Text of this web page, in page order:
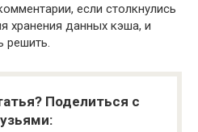
если столкнулись
хранения данных кэша, и
решить.
Поделиться с